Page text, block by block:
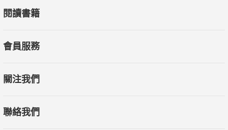
【斷頭皇后的遺願】
◆影視星光
◆國賓開麥拉
閱讀書籍
會員服務
關注我們
聯絡我們